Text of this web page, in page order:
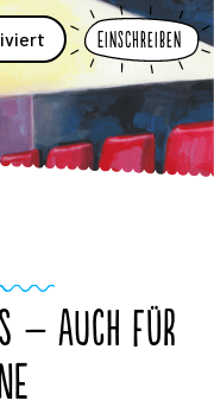
Einschreiben
– AUCH FÜR